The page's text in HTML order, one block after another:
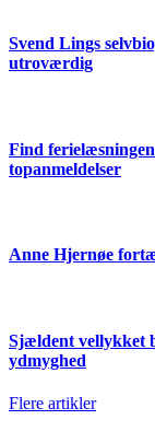
Svend Lings
utroværdig
Find
topanmeldelser
Anne Hjernøe
Sjældent vellykket
ydmyghed
Flere artikler